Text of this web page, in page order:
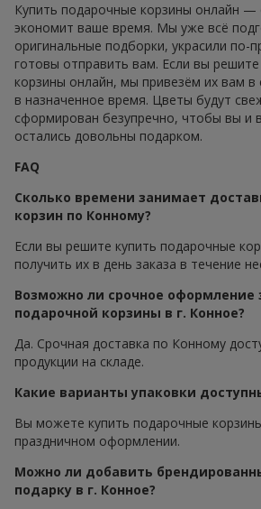
Купить подарочные корзины онлайн —
экономит ваше время. Мы уже всё
оригинальные подборки, украсили по-
готовы отправить вам. Если вы
корзины онлайн, мы привезём их вам в
в назначенное время. Цветы будут
сформирован безупречно, чтобы вы и
остались довольны подарком.
FAQ
Сколько времени занимает
корзин по Конному?
Если вы решите купить подарочные
получить их в день заказа в течение
Возможно ли срочное оформление
подарочной корзины в г. Конное?
Да. Срочная доставка по Конному
продукции на складе.
Какие варианты упаковки
Вы можете купить подарочные
праздничном оформлении.
Можно ли добавить
подарку в г. Конное?